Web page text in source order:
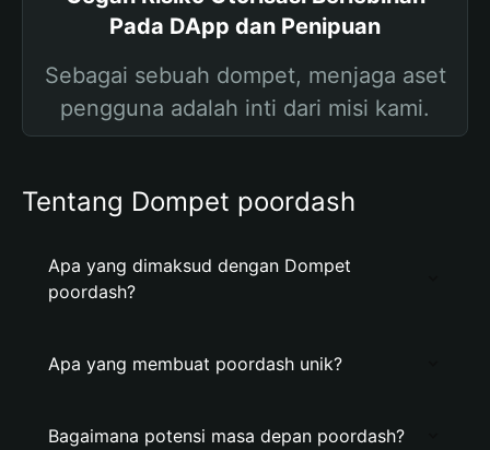
Pada DApp dan Penipuan
Sebagai sebuah dompet, menjaga aset
pengguna adalah inti dari misi kami.
Tentang Dompet poordash
Apa yang dimaksud dengan Dompet
poordash?
Apa yang membuat poordash unik?
Bagaimana potensi masa depan poordash?